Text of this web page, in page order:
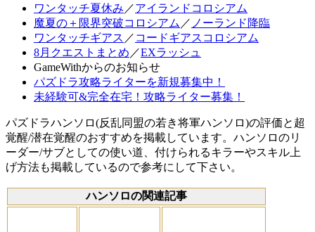
ワンタッチ夏休み ／アイランドコロシアム
魔夏の＋限界突破コロシアム ／ ノーランド降臨
ワンタッチギアス ／ コードギアスコロシアム
8月クエストまとめ ／EXラッシュ
GameWithからのお知らせ
パズドラ攻略ライターを新規募集中！
未経験可&完全在宅！攻略ライター募集！
パズドラハンソロ(反乱同盟の若き将軍ハンソロ)の評価と超
覚醒/潜在覚醒のおすすめを掲載しています。ハンソロのリ
ーダー/サブとしての使い道、付けられるキラーやスキル上
げ方法も掲載しているので参考にして下さい。
ハンソロの関連記事